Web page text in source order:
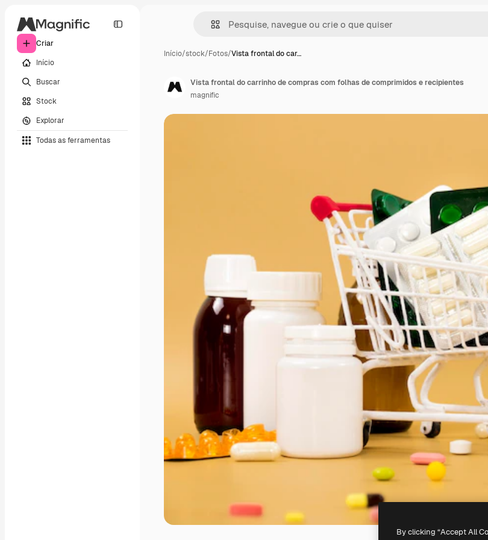
Criar
Início
Buscar
Stock
Explorar
Todas as ferramentas
Início/stock/Fotos/Vista frontal do car…
Vista frontal do carrinho de compras com folhas de comprimidos e recipientes
magnific
By clicking “Accept All